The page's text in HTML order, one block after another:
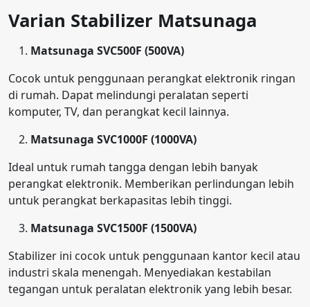
Varian Stabilizer Matsunaga
Matsunaga SVC500F (500VA)
Cocok untuk penggunaan perangkat elektronik ringan
di rumah. Dapat melindungi peralatan seperti
komputer, TV, dan perangkat kecil lainnya.
Matsunaga SVC1000F (1000VA)
Ideal untuk rumah tangga dengan lebih banyak
perangkat elektronik. Memberikan perlindungan lebih
untuk perangkat berkapasitas lebih tinggi.
Matsunaga SVC1500F (1500VA)
Stabilizer ini cocok untuk penggunaan kantor kecil atau
industri skala menengah. Menyediakan kestabilan
tegangan untuk peralatan elektronik yang lebih besar.